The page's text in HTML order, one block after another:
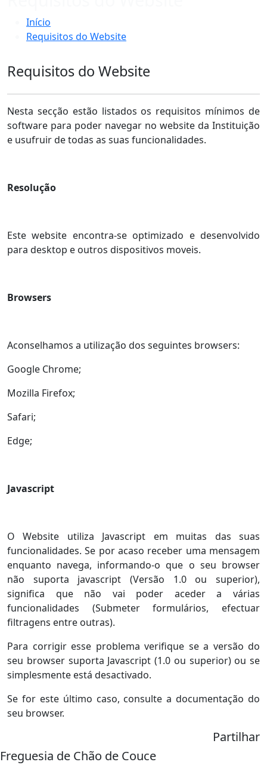
Início
Requisitos do Website
Requisitos do Website
Nesta secção estão listados os requisitos mínimos de
software para poder navegar no website da Instituição
e usufruir de todas as suas funcionalidades.
Resolução
Este website encontra-se optimizado e desenvolvido
para desktop e outros dispositivos moveis.
Browsers
Aconselhamos a utilização dos seguintes browsers:
Google Chrome;
Mozilla Firefox;
Safari;
Edge;
Javascript
O Website utiliza Javascript em muitas das suas
funcionalidades. Se por acaso receber uma mensagem
enquanto navega, informando-o que o seu browser
não suporta javascript (Versão 1.0 ou superior),
significa que não vai poder aceder a várias
funcionalidades (Submeter formulários, efectuar
filtragens entre outras).
Para corrigir esse problema verifique se a versão do
seu browser suporta Javascript (1.0 ou superior) ou se
simplesmente está desactivado.
Se for este último caso, consulte a documentação do
seu browser.
Partilhar
Freguesia de Chão de Couce